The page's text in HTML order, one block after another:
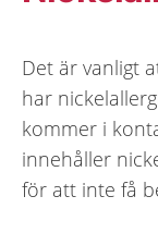
Det är vanligt
har
kommer i
innehåller
för att inte få